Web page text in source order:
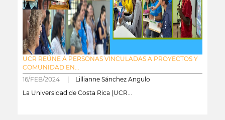
UCR REÚNE A PERSONAS VINCULADAS A PROYECTOS Y
COMUNIDAD EN...
16/FEB/2024 | Lillianne Sánchez Angulo
La Universidad de Costa Rica (UCR...